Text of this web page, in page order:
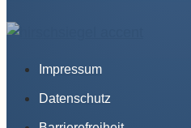
Impressum
Datenschutz